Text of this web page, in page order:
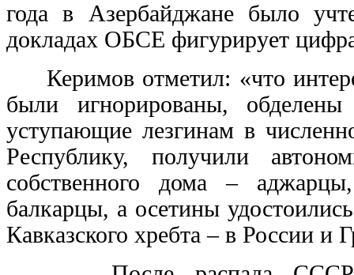
года в Азербайджане было
докладах ОБСЕ фигурирует
Керимов отметил: «что
были игнорированы,
уступающие лезгинам в
Республику, получили
собственного дома –
балкарцы, а осетины
Кавказского хребта – в России и